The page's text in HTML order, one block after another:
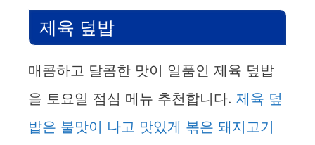
제육 덮밥
매콤하고 달콤한 맛이 일품인 제육 덮밥
을 토요일 점심 메뉴 추천합니다. 제육 덮
밥은 불맛이 나고 맛있게 볶은 돼지고기